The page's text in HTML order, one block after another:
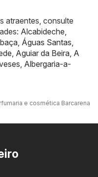
atraentes, consulte
Alcabideche,
, Águas Santas,
, Aguiar da Beira, A
, Albergaria-a-
e cosmética Barcarena